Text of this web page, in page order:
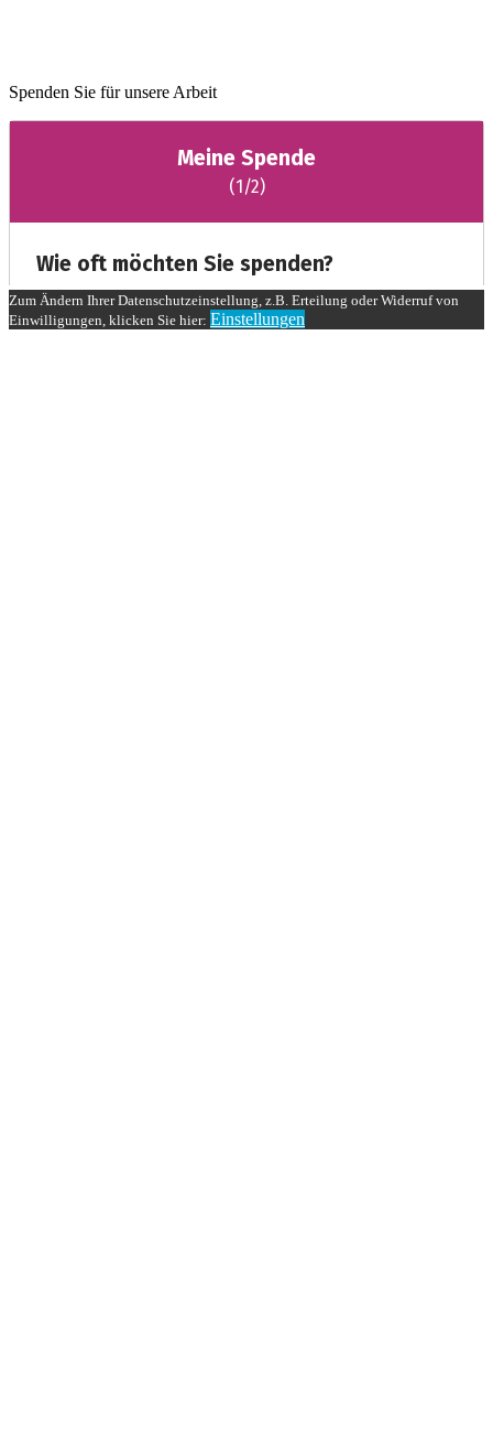
Spenden Sie für unsere Arbeit
Zum Ändern Ihrer Datenschutzeinstellung, z.B. Erteilung oder Widerruf von
Einwilligungen, klicken Sie hier: Einstellungen